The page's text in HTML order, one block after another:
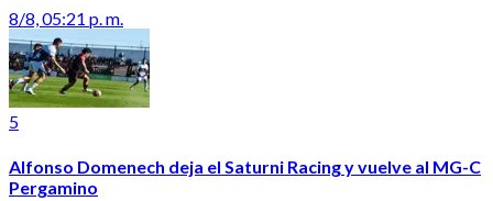
8/8, 05:21 p. m.
5
Alfonso Domenech deja el Saturni Racing y vuelve al MG-C
Pergamino